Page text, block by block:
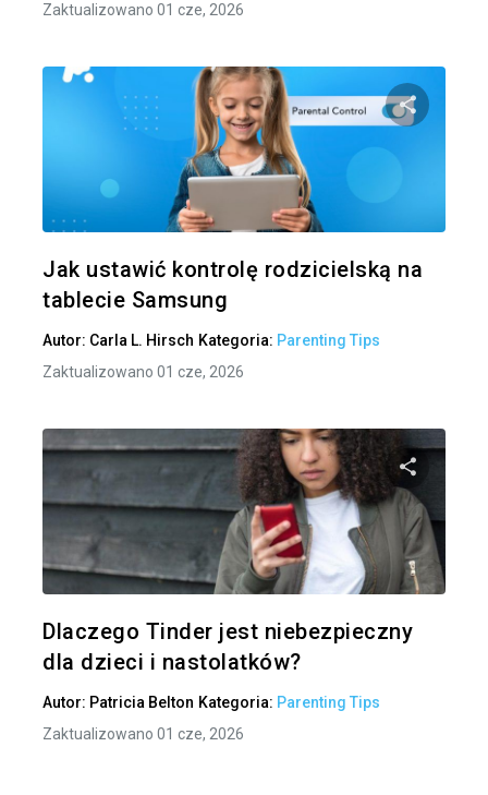
Zaktualizowano 01 cze, 2026
Jak ustawić kontrolę rodzicielską na
tablecie Samsung
Autor: Carla L. Hirsch Kategoria: Parenting Tips
Zaktualizowano 01 cze, 2026
Dlaczego Tinder jest niebezpieczny
dla dzieci i nastolatków?
Autor: Patricia Belton Kategoria: Parenting Tips
Zaktualizowano 01 cze, 2026